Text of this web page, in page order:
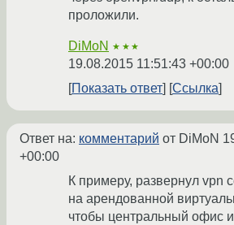
проложили.
DiMoN ★★★
19.08.2015 11:51:43 +00:00
Показать ответ
Ссылка
Ответ на: комментарий от DiMoN
+00:00
К примеру, развернул vpn
на арендованной
чтобы центральный офис